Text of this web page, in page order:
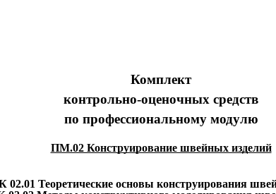
Комплект
контрольно-оценочных средств
по профессиональному модулю
ПМ.02 Конструирование швейных изделий
Теоретические основы конструирования